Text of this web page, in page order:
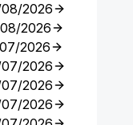
2026
2026
2026
2026
2026
2026